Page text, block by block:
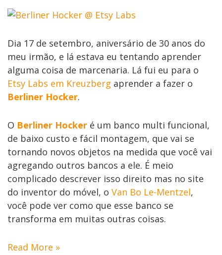
Dia 17 de setembro, aniversário de 30 anos do
meu irmão, e lá estava eu tentando aprender
alguma coisa de marcenaria. Lá fui eu para o
Etsy Labs em Kreuzberg aprender a fazer o
Berliner Hocker.
O Berliner Hocker é um banco multi funcional,
de baixo custo e fácil montagem, que vai se
tornando novos objetos na medida que você vai
agregando outros bancos a ele. É meio
complicado descrever isso direito mas no site
do inventor do móvel, o Van Bo Le-Mentzel,
você pode ver como que esse banco se
transforma em muitas outras coisas.
Read More »